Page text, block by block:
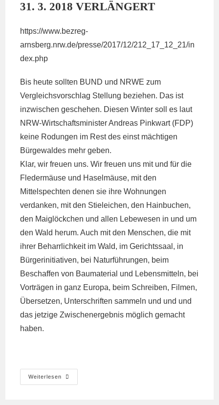
1. 3. 2018 VERLÄNGERT
https://www.bezreg-
arnsberg.nrw.de/presse/2017/12/212_17_12_21/in
dex.php
Bis heute sollten BUND und NRWE zum
Vergleichsvorschlag Stellung beziehen. Das ist
inzwischen geschehen. Diesen Winter soll es laut
NRW-Wirtschaftsminister Andreas Pinkwart (FDP)
keine Rodungen im Rest des einst mächtigen
Bürgewaldes mehr geben.
Klar, wir freuen uns. Wir freuen uns mit und für die
Fledermäuse und Haselmäuse, mit den
Mittelspechten denen sie ihre Wohnungen
verdanken, mit den Stieleichen, den Hainbuchen,
den Maiglöckchen und allen Lebewesen in und um
den Wald herum. Auch mit den Menschen, die mit
ihrer Beharrlichkeit im Wald, im Gerichtssaal, in
Bürgerinitiativen, bei Naturführungen, beim
Beschaffen von Baumaterial und Lebensmitteln, bei
Vorträgen in ganz Europa, beim Schreiben, Filmen,
Übersetzen, Unterschriften sammeln und und und
das jetzige Zwischenergebnis möglich gemacht
haben.
Weiterlesen Etappensieg